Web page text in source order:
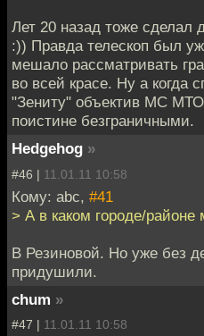
Лет 20 назад тоже сделал
:)) Правда телескоп был
мешало рассматривать
во всей красе. Ну а когда
"Зениту" объектив МС
поистине безграничными.
Hedgehog »
#46 | 11.01.11 10:58
Кому: abc, #41
> А в каком городе/районе
В Резиновой. Но уже без
придушили.
chum »
#47 | 11.01.11 10:58